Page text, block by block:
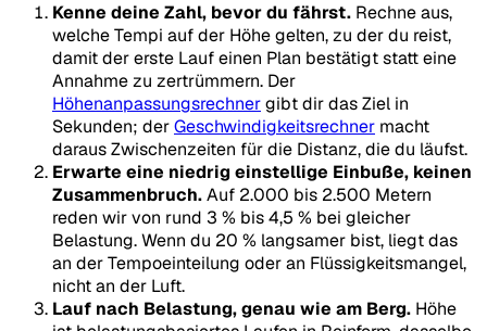
Kenne deine Zahl, bevor du fährst. Rechne aus,
welche Tempi auf der Höhe gelten, zu der du reist,
damit der erste Lauf einen Plan bestätigt statt eine
Annahme zu zertrümmern. Der
Höhenanpassungsrechnergibt dir das Ziel in
Sekunden; derGeschwindigkeitsrechner macht
daraus Zwischenzeiten für die Distanz, die du läufst.
Erwarte eine niedrig einstellige Einbuße, keinen
Zusammenbruch.Auf 2.000 bis 2.500 Metern
reden wir von rund 3 % bis 4,5 % bei gleicher
Belastung. Wenn du 20 % langsamer bist, liegt das
an der Tempoeinteilung oder an Flüssigkeitsmangel,
nicht an der Luft.
Lauf nach Belastung, genau wie am Berg. Höhe